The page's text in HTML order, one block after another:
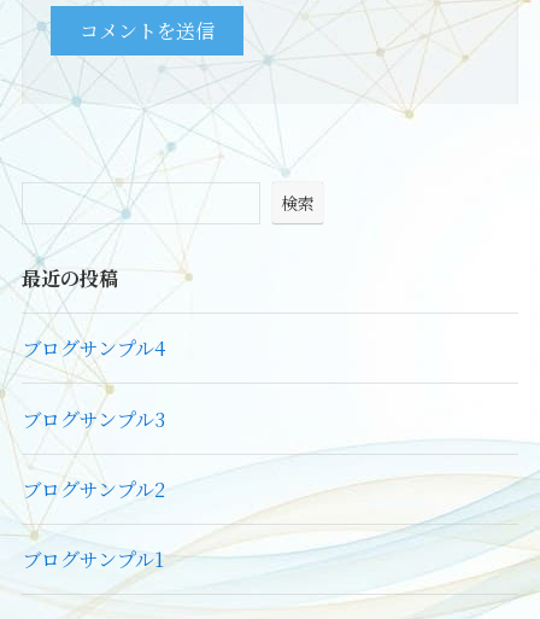
検索
最近の投稿
ブログサンプル4
ブログサンプル3
ブログサンプル2
ブログサンプル1